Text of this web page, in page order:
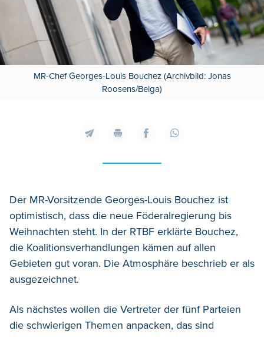
MR-Chef Georges-Louis Bouchez (Archivbild: Jonas
Roosens/Belga)
Der MR-Vorsitzende Georges-Louis Bouchez ist
optimistisch, dass die neue Föderalregierung bis
Weihnachten steht. In der RTBF erklärte Bouchez,
die Koalitionsverhandlungen kämen auf allen
Gebieten gut voran. Die Atmosphäre beschrieb er als
ausgezeichnet.
Als nächstes wollen die Vertreter der fünf Parteien
die schwierigen Themen anpacken, das sind